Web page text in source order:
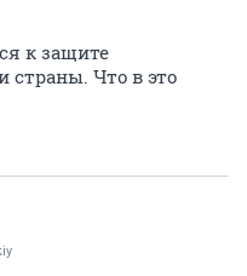
к защите
страны. Что в это